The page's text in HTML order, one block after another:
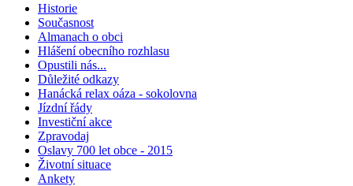
Historie
Současnost
Almanach o obci
Hlášení obecního rozhlasu
Opustili nás...
Důležité odkazy
Hanácká relax oáza - sokolovna
Jízdní řády
Investiční akce
Zpravodaj
Oslavy 700 let obce - 2015
Životní situace
Ankety